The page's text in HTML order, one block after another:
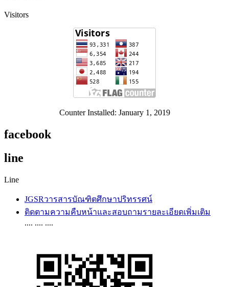
Visitors
Counter Installed: January 1, 2019
facebook
line
Line
JGSRวารสารบัณฑิตศึกษาปริทรรศน์
ติดตามความคืบหน้าและสอบถามรายละเอียดเพิ่มเติม
.... .... ....